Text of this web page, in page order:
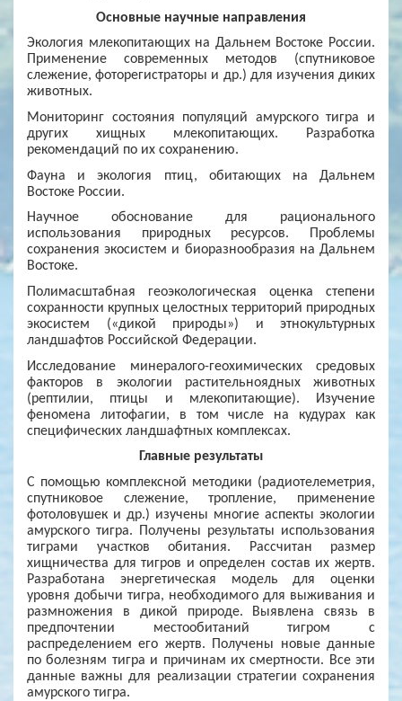
Основные научные направления
Экология млекопитающих на Дальнем Востоке России.
Применение современных методов (спутниковое
слежение, фоторегистраторы и др.) для изучения диких
животных.
Мониторинг состояния популяций амурского тигра и
других хищных млекопитающих. Разработка
рекомендаций по их сохранению.
Фауна и экология птиц, обитающих на Дальнем
Востоке России.
Научное обоснование для рационального
использования природных ресурсов. Проблемы
сохранения экосистем и биоразнообразия на Дальнем
Востоке.
Полимасштабная геоэкологическая оценка степени
сохранности крупных целостных территорий природных
экосистем («дикой природы») и этнокультурных
ландшафтов Российской Федерации.
Исследование минералого-геохимических средовых
факторов в экологии растительноядных животных
(рептилии, птицы и млекопитающие). Изучение
феномена литофагии, в том числе на кудурах как
специфических ландшафтных комплексах.
Главные результаты
С помощью комплексной методики (радиотелеметрия,
спутниковое слежение, тропление, применение
фотоловушек и др.) изучены многие аспекты экологии
амурского тигра. Получены результаты использования
тиграми участков обитания. Рассчитан размер
хищничества для тигров и определен состав их жертв.
Разработана энергетическая модель для оценки
уровня добычи тигра, необходимого для выживания и
размножения в дикой природе. Выявлена связь в
предпочтении местообитаний тигром с
распределением его жертв. Получены новые данные
по болезням тигра и причинам их смертности. Все эти
данные важны для реализации стратегии сохранения
амурского тигра.